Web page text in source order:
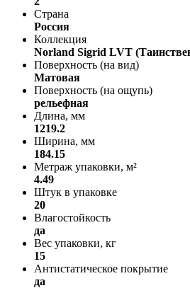
Страна
Россия
Коллекция
Norland Sigrid LVT
Поверхность (на вид)
Матовая
Поверхность (на ощупь)
рельефная
Длина, мм
1219.2
Ширина, мм
184.15
Метраж упаковки, м²
4.49
Штук в упаковке
20
Влагостойкость
да
Вес упаковки, кг
15
Антистатическое покрытие
да